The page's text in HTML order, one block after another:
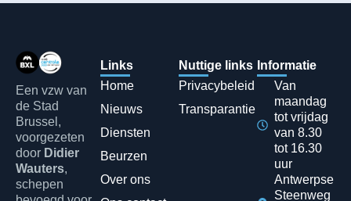
Een vzw van
de Stad
Brussel,
voorgezeten
door Didier
Wauters,
schepen
Links
Home
Nieuws
Diensten
Beurzen
Over ons
Nuttige links
Privacybeleid
Transparantie
Informatie
Van
maandag
tot vrijdag
van 8.30
tot 16.30
uur
Antwerpse
Steenweg